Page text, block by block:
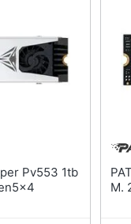
Router
Server
M.